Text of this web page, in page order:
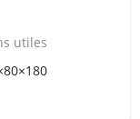
utiles